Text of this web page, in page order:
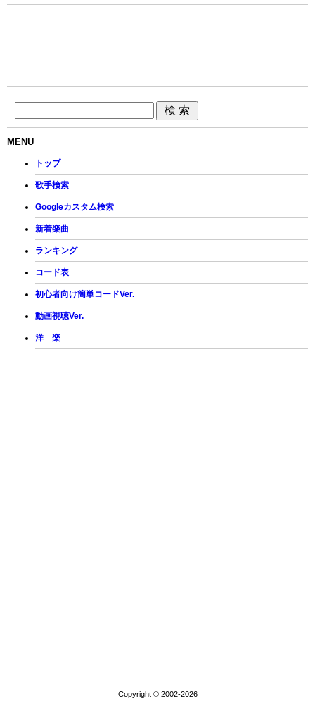
MENU
トップ
歌手検索
Googleカスタム検索
新着楽曲
ランキング
コード表
初心者向け簡単コードVer.
動画視聴Ver.
洋 楽
Copyright © 2002-2026